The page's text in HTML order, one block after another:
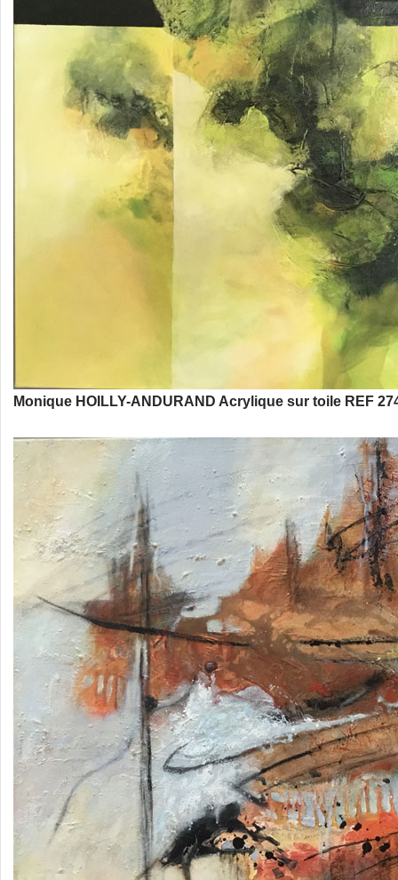
Monique HOILLY-ANDURAND Acrylique sur toile REF